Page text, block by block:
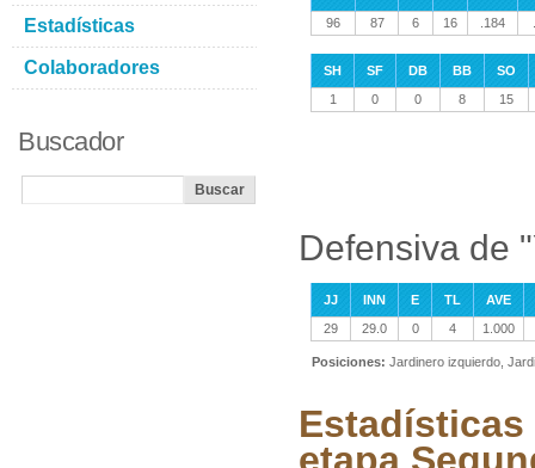
96
87 6 16 .184
SH SF DB BB
SO
1
0 0 8 15
Defensiva de
JJ INN E TL
AVE
29
29.0 0 4 1.000
Posiciones: Jardinero izquierdo,
Estadísticas
Colaboradores
Buscador